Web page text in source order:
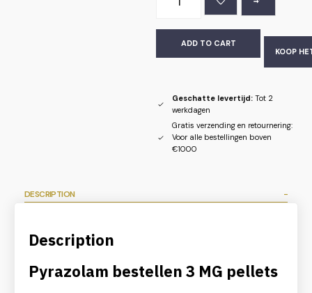
ADD TO CART
KOOP
Geschatte levertijd:Tot 2
werkdagen
Gratis verzending en retournering:
Voor alle bestellingen boven
€1000
DESCRIPTION
Description
Pyrazolam bestellen 3 MG pellets